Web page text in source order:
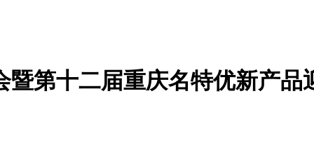
第十二届重庆名特优新产品